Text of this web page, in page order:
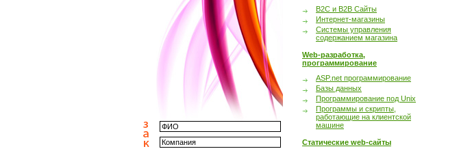
B2C и B2B Сайты
Интернет-магазины
Системы управления
содержанием магазина
Web-разработка,
программирование
ASP.net программирование
Базы данных
Программирование под Unix
Программы и скрипты,
работающие на клиентской
машине
Статические web-сайты